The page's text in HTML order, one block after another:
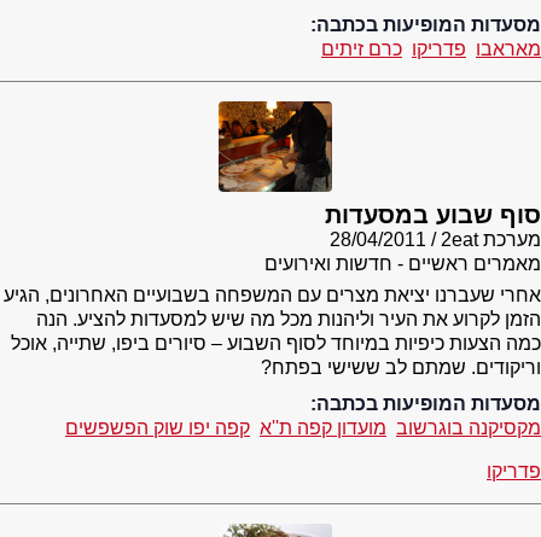
מסעדות המופיעות בכתבה:
מאראבו פדריקו כרם זיתים
סוף שבוע במסעדות
מערכת 2eat
28/04/2011
מאמרים ראשיים - חדשות ואירועים
אחרי שעברנו יציאת מצרים עם המשפחה בשבועיים האחרונים, הגיע
הזמן לקרוע את העיר וליהנות מכל מה שיש למסעדות להציע. הנה
כמה הצעות כיפיות במיוחד לסוף השבוע – סיורים ביפו, שתייה, אוכל
וריקודים. שמתם לב ששישי בפתח?
מסעדות המופיעות בכתבה:
מקסיקנה בוגרשוב מועדון קפה ת''א קפה יפו שוק הפשפשים
פדריקו